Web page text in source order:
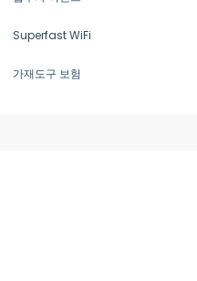
Superfast WiFi
가재도구 보험